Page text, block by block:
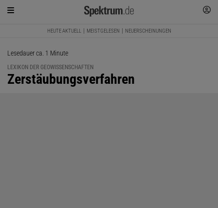
HEUTE AKTUELL MEISTGELESEN NEUERSCHEINUNGEN
Lesedauer ca. 1 Minute
LEXIKON DER GEOWISSENSCHAFTEN
:
Zerstäubungsverfahren